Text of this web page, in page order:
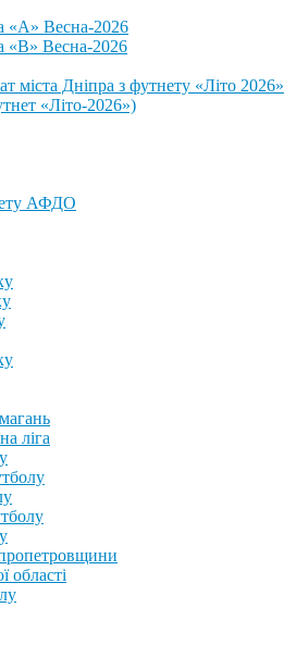
«А» Весна-2026
«В» Весна-2026
міста Дніпра з футнету «Літо 2026»
«Літо-2026»)
АФДО
ліга
області